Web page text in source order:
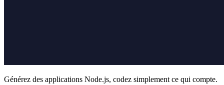
Générez des applications Node.js, codez simplement ce qui compte.